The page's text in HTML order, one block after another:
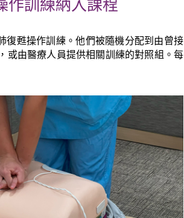
作訓練納入課程
復甦操作訓練。他們被隨機分配到由曾接
或由醫療人員提供相關訓練的對照組。每